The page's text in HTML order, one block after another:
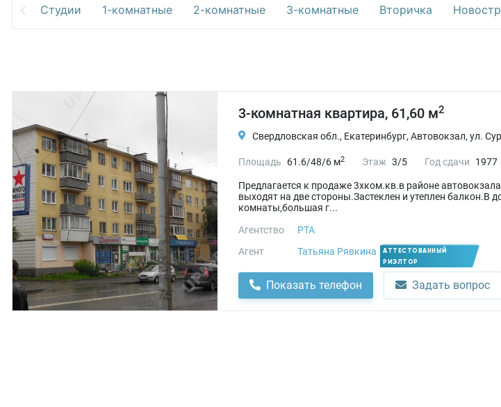
Студии 1-комнатные 2-комнатные 3-комнатные Вторичка
3-комнатная квартира, 61,60 м2
Свердловская обл., Екатеринбург, Автовокзал, ул.
Площадь 61.6/48/6 м2 Этаж 3/5 Год сдачи 1977
Предлагается к продаже 3хком.кв.в районе
выходят на две стороны.Застеклен и утеплен балкон.В
комнаты,большая г...
Агентство
РТА
Агент
Татьяна Рявкина
АТТЕСТОВАННЫЙ
РИЭЛТОР
Показать телефон Задать вопрос